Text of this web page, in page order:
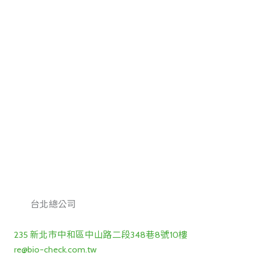
台北總公司
235 新北市中和區中山路二段348巷8號10樓
re@bio-check.com.tw